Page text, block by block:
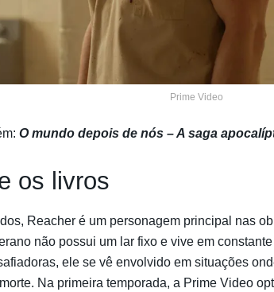
Prime Video
O mundo depois de nós – A saga
os livros
Reacher é um personagem principal nas
não possui um lar fixo e vive em
ele se vê envolvido em situações
Na primeira temporada, a Prime Video